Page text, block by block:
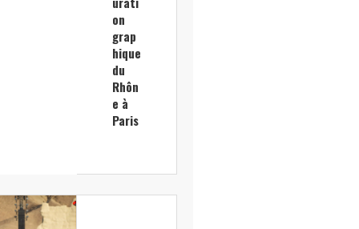
on
grap
hique
du
Rhôn
e à
Paris